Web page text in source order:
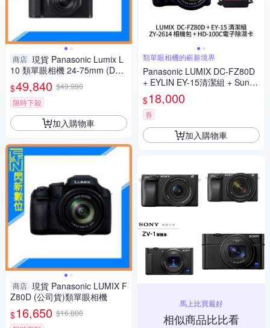
商店 現貨 Panasonic Lumix L
10 類單眼相機 24-75mm (DC-
L10,公司貨)
$49,840 $49,990
限時下殺
加入購物車
商店 現貨 Panasonic LUMIX F
Z80D (公司貨)類單眼相機
$16,650 $16,800
類單眼相機的嶄新境界
Panasonic LUMIX DC-FZ80D
+ EYLIN EY-15清潔組 + SunLi
ght ZY-2614相機包 + EirMai 銳
瑪 HD-100C電子除濕卡 FZ80
D (公司貨)
$18,000
券
加入購物車
馬上比買最好
相似商品比比看